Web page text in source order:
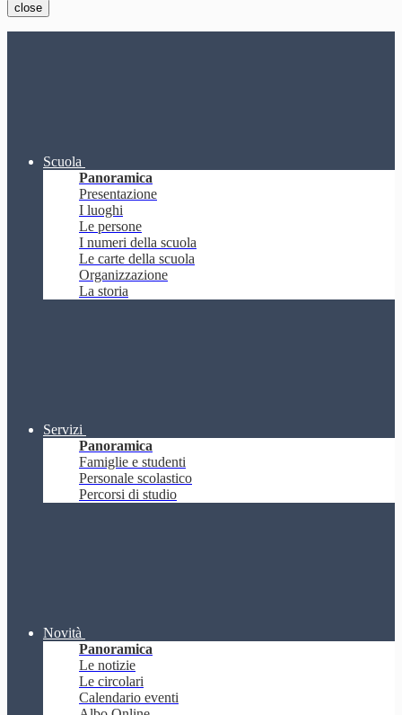
close
Scuola
Panoramica
Presentazione
I luoghi
Le persone
I numeri della scuola
Le carte della scuola
Organizzazione
La storia
Servizi
Panoramica
Famiglie e studenti
Personale scolastico
Percorsi di studio
Novità
Panoramica
Le notizie
Le circolari
Calendario eventi